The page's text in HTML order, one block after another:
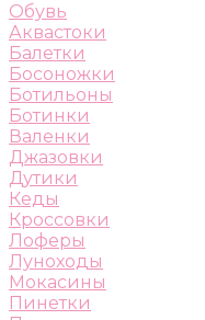
Обувь
Аквастоки
Балетки
Босоножки
Ботильоны
Ботинки
Валенки
Джазовки
Дутики
Кеды
Кроссовки
Лоферы
Луноходы
Мокасины
Пинетки